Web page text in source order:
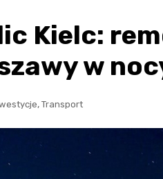
Kielc:
w
, Transport